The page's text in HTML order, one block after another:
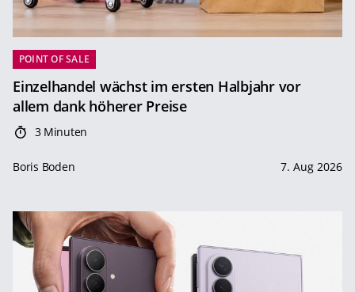
POINT OF SALE
Einzelhandel wächst im ersten Halbjahr vor
allem dank höherer Preise
3 Minuten
Boris Boden 7. Aug 2026